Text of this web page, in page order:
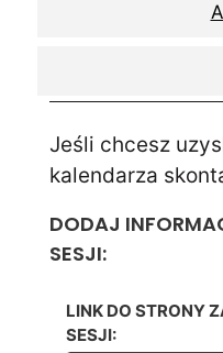
Jeśli chcesz
kalendarza
DODAJ
SESJI:
LINK DO STRONY
SESJI: